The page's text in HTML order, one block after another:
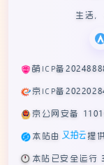
生活
萌ICP备
京ICP备
京公网安备
本站由 提
🕛 本站已安全运行